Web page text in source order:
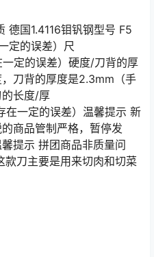
德国1.4116钼钒钢型号 F5
定的误差）尺
定的误差）硬度/刀背的厚
刀背的厚度是2.3mm（手
长度/厚
一定的误差）温馨提示 新
商品管制严格，暂停发
提示 拼团商品非质量问
刀主要是用来切肉和切菜